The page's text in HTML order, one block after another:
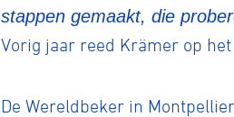
stappen gemaakt, die
Vorig jaar reed Krämer op
De Wereldbeker in